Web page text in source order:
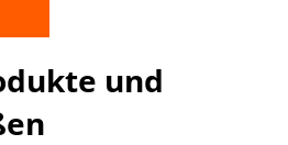
und